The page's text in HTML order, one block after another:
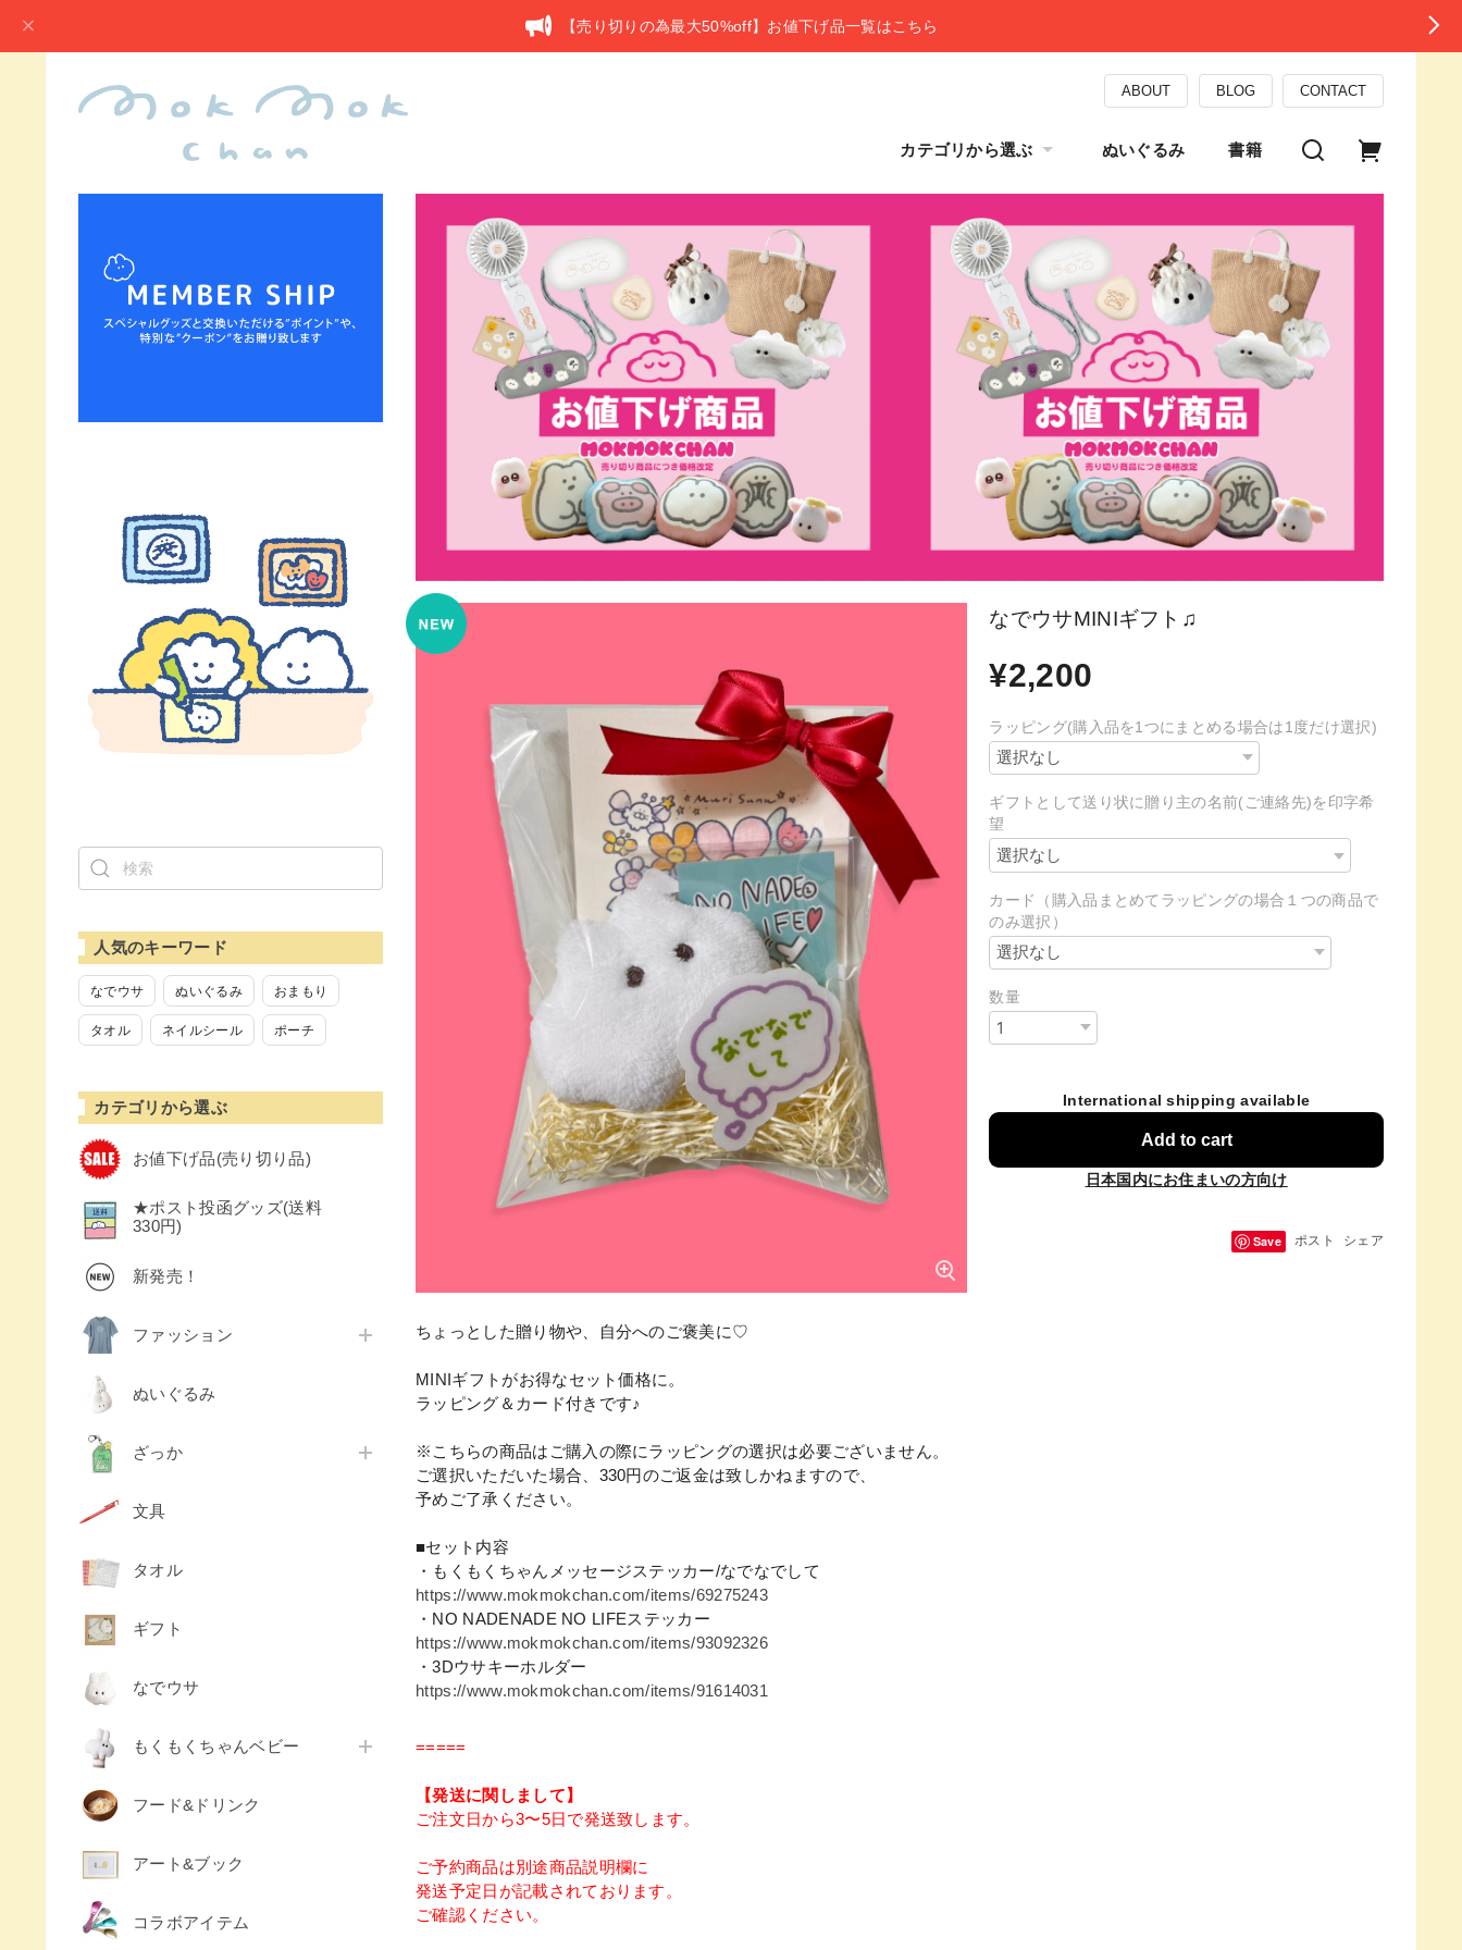
【売り切りの為最大50%off】お値下げ品一覧はこちら
ABOUT BLOG CONTACT
カテゴリから選ぶ ぬいぐるみ 書籍
人気のキーワード
なでウサ ぬいぐるみ おまもり
タオル ネイルシール ポーチ
カテゴリから選ぶ
お値下げ品(売り切り品)
★ポスト投函グッズ(送料
330円)
新発売！
ファッション
ぬいぐるみ
ざっか
文具
タオル
ギフト
なでウサ
もくもくちゃんベビー
フード&ドリンク
アート&ブック
コラボアイテム
なでウサMINIギフト♫
¥2,200
ラッピング(購入品を1つにまとめる場合は1度だけ選択)
ギフトとして送り状に贈り主の名前(ご連絡先)を印字希
望
カード（購入品まとめてラッピングの場合１つの商品で
のみ選択）
数量
International shipping available
Add to cart
日本国内にお住まいの方向け
Save ポスト シェア
ちょっとした贈り物や、自分へのご褒美に♡
MINIギフトがお得なセット価格に。
ラッピング＆カード付きです♪
※こちらの商品はご購入の際にラッピングの選択は必要ございません。
ご選択いただいた場合、330円のご返金は致しかねますので、
予めご了承ください。
■セット内容
・もくもくちゃんメッセージステッカー/なでなでして
https://www.mokmokchan.com/items/69275243
・NO NADENADE NO LIFEステッカー
https://www.mokmokchan.com/items/93092326
・3Dウサキーホルダー
https://www.mokmokchan.com/items/91614031
=====
【発送に関しまして】
ご注文日から3〜5日で発送致します。
ご予約商品は別途商品説明欄に
発送予定日が記載されております。
ご確認ください。